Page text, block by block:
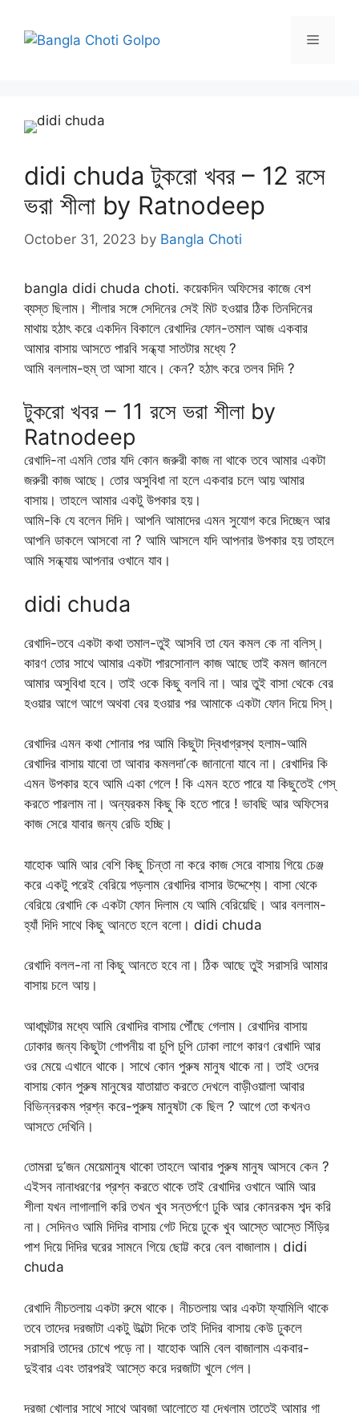
content
Menu
didi chuda টুকরো খবর – 12 রসে
ভরা শীলা by Ratnodeep
October 31, 2023 by Bangla Choti
bangla didi chuda choti. কয়েকদিন অফিসের কাজে বেশ
ব্যস্ত ছিলাম। শীলার সঙ্গে সেদিনের সেই মিট হওয়ার ঠিক তিনদিনের
মাথায় হঠাৎ করে একদিন বিকালে রেখাদির ফোন-তমাল আজ একবার
আমার বাসায় আসতে পারবি সন্ধ্যা সাতটার মধ্যে ?
আমি বললাম-হুম্ তা আসা যাবে। কেন? হঠাৎ করে তলব দিদি ?
টুকরো খবর – 11 রসে ভরা শীলা by
Ratnodeep
রেখাদি-না এমনি তোর যদি কোন জরুরী কাজ না থাকে তবে আমার একটা
জরুরী কাজ আছে। তোর অসুবিধা না হলে একবার চলে আয় আমার
বাসায়। তাহলে আমার একটু উপকার হয়।
আমি-কি যে বলেন দিদি। আপনি আমাদের এমন সুযোগ করে দিচ্ছেন আর
আপনি ডাকলে আসবো না ? আমি আসলে যদি আপনার উপকার হয় তাহলে
আমি সন্ধ্যায় আপনার ওখানে যাব।
didi chuda
রেখাদি-তবে একটা কথা তমাল-তুই আসবি তা যেন কমল কে না বলিস্।
কারণ তোর সাথে আমার একটা পারসোনাল কাজ আছে তাই কমল জানলে
আমার অসুবিধা হবে। তাই ওকে কিছু বলবি না। আর তুই বাসা থেকে বের
হওয়ার আগে আগে অথবা বের হওয়ার পর আমাকে একটা ফোন দিয়ে দিস্।
রেখাদির এমন কথা শোনার পর আমি কিছুটা দ্বিধাগ্রস্থ হলাম-আমি
রেখাদির বাসায় যাবো তা আবার কমলদা’কে জানানো যাবে না। রেখাদির কি
এমন উপকার হবে আমি একা গেলে ! কি এমন হতে পারে যা কিছুতেই গেস্
করতে পারলাম না। অন্যরকম কিছু কি হতে পারে ! ভাবছি আর অফিসের
কাজ সেরে যাবার জন্য রেডি হচ্ছি।
যাহোক আমি আর বেশি কিছু চিন্তা না করে কাজ সেরে বাসায় গিয়ে চেঞ্জ
করে একটু পরেই বেরিয়ে পড়লাম রেখাদির বাসার উদ্দেশ্যে। বাসা থেকে
বেরিয়ে রেখাদি কে একটা ফোন দিলাম যে আমি বেরিয়েছি। আর বললাম-
হ্যাঁ দিদি সাথে কিছু আনতে হলে বলো। didi chuda
রেখাদি বলল-না না কিছু আনতে হবে না। ঠিক আছে তুই সরাসরি আমার
বাসায় চলে আয়।
আধাঘন্টার মধ্যে আমি রেখাদির বাসায় পৌঁছে গেলাম। রেখাদির বাসায়
ঢোকার জন্য কিছুটা গোপনীয় বা চুপি চুপি ঢোকা লাগে কারণ রেখাদি আর
ওর মেয়ে এখানে থাকে। সাথে কোন পুরুষ মানুষ থাকে না। তাই ওদের
বাসায় কোন পুরুষ মানুষের যাতায়াত করতে দেখলে বাড়ীওয়ালা আবার
বিভিন্নরকম প্রশ্ন করে-পুরুষ মানুষটা কে ছিল ? আগে তো কখনও
আসতে দেখিনি।
তোমরা দু’জন মেয়েমানুষ থাকো তাহলে আবার পুরুষ মানুষ আসবে কেন ?
এইসব নানাধরণের প্রশ্ন করতে থাকে তাই রেখাদির ওখানে আমি আর
শীলা যখন লাগালাগি করি তখন খুব সন্তর্পণে ঢুকি আর কোনরকম শব্দ করি
না। সেদিনও আমি দিদির বাসায় গেট দিয়ে ঢুকে খুব আস্তে আস্তে সিঁড়ির
পাশ দিয়ে দিদির ঘরের সামনে গিয়ে ছোট্ট করে বেল বাজালাম। didi
chuda
রেখাদি নীচতলায় একটা রুমে থাকে। নীচতলায় আর একটা ফ্যামিলি থাকে
তবে তাদের দরজাটা একটু উল্টো দিকে তাই দিদির বাসায় কেউ ঢুকলে
সরাসরি তাদের চোখে পড়ে না। যাহোক আমি বেল বাজালাম একবার-
দুইবার এবং তারপরই আস্তে করে দরজাটা খুলে গেল।
দরজা খোলার সাথে সাথে আবজা আলোতে যা দেখলাম তাতেই আমার গা